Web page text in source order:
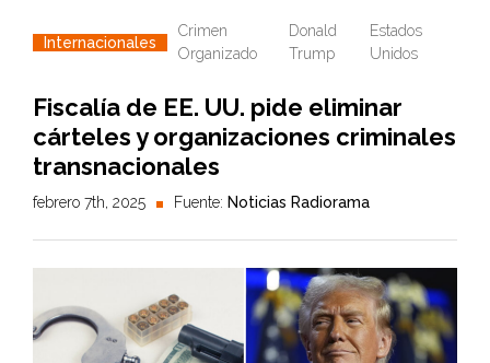
Internacionales
Crimen
Organizado
Donald
Trump
Estados
Unidos
Fiscalía de EE. UU. pide eliminar
cárteles y organizaciones criminales
transnacionales
febrero 7th, 2025 Fuente: Noticias Radiorama